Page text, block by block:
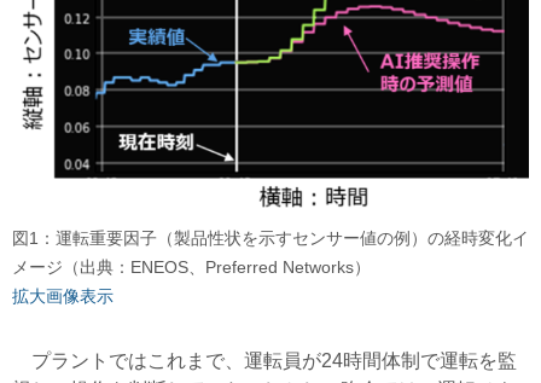
図1：運転重要因子（製品性状を示すセンサー値の例）の経時変化イ
メージ（出典：ENEOS、Preferred Networks）
拡大画像表示
プラントではこれまで、運転員が24時間体制で運転を監